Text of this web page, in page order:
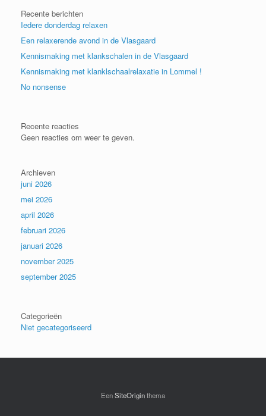
Recente berichten
Iedere donderdag relaxen
Een relaxerende avond in de Vlasgaard
Kennismaking met klankschalen in de Vlasgaard
Kennismaking met klanklschaalrelaxatie in Lommel !
No nonsense
Recente reacties
Geen reacties om weer te geven.
Archieven
juni 2026
mei 2026
april 2026
februari 2026
januari 2026
november 2025
september 2025
Categorieën
Niet gecategoriseerd
EenSiteOriginthema